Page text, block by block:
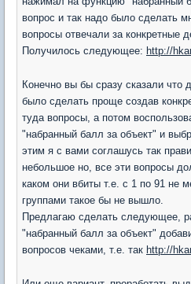
вопрос и так надо было сделать
вопросы отвечали за конкретные
Получилось следующее: http://
Конечно вы бы сразу сказали что
было сделать проще создав
туда вопросы, а потом
"набранный балл за объект" и
этим я с вами соглашусь так
небольшое но, все эти вопросы
каком они вбиты т.е. с 1 по 91 не
группами такое бы не вышло.
Предлагаю сделать следующее,
"набранный балл за объект"
вопросов чеками, т.е. так http://